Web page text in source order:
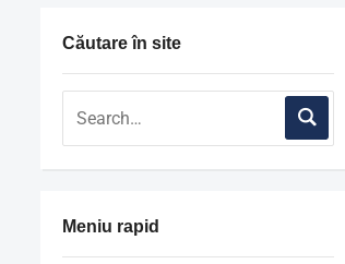
Căutare în site
Meniu rapid